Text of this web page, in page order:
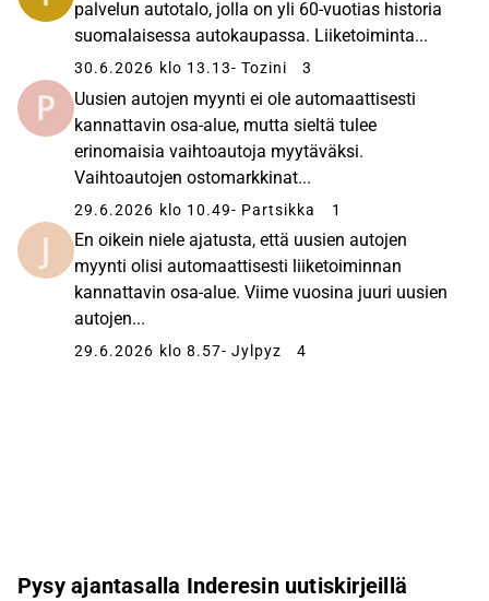
palvelun autotalo, jolla on yli 60-vuotias historia
suomalaisessa autokaupassa. Liiketoiminta...
30.6.2026 klo 13.13- Tozini 3
Uusien autojen myynti ei ole automaattisesti
kannattavin osa-alue, mutta sieltä tulee
erinomaisia vaihtoautoja myytäväksi.
Vaihtoautojen ostomarkkinat...
29.6.2026 klo 10.49- Partsikka 1
En oikein niele ajatusta, että uusien autojen
myynti olisi automaattisesti liiketoiminnan
kannattavin osa-alue. Viime vuosina juuri uusien
autojen...
29.6.2026 klo 8.57- Jylpyz 4
Pysy ajantasalla Inderesin uutiskirjeillä